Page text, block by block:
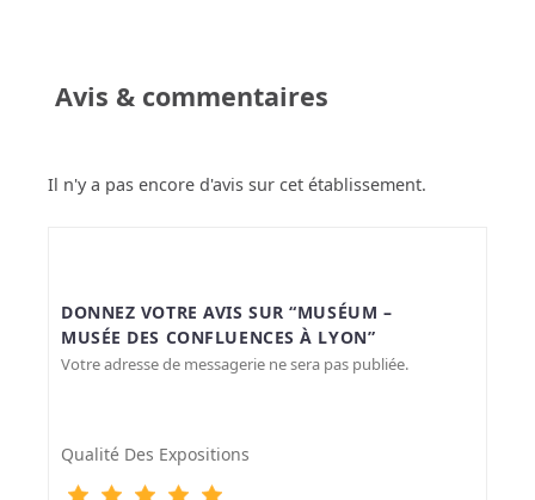
Avis & commentaires
Il n'y a pas encore d'avis sur cet établissement.
DONNEZ VOTRE AVIS SUR “MUSÉUM –
MUSÉE DES CONFLUENCES À LYON”
Votre adresse de messagerie ne sera pas publiée.
Qualité Des Expositions